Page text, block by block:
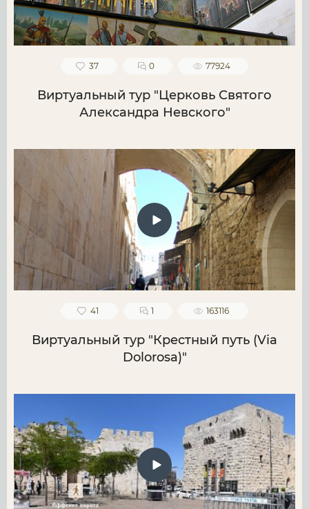
37 0 77924
Виртуальный тур "Церковь Святого
Александра Невского"
41 1 163116
Виртуальный тур "Крестный путь (Via
Dolorosa)"